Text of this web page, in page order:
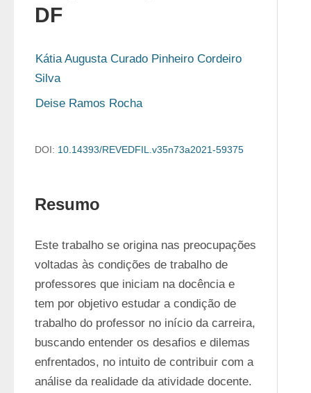
DF
Kátia Augusta Curado Pinheiro Cordeiro
Silva
Deise Ramos Rocha
DOI: 10.14393/REVEDFIL.v35n73a2021-59375
Resumo
Este trabalho se origina nas preocupações
voltadas às condições de trabalho de
professores que iniciam na docência e
tem por objetivo estudar a condição de
trabalho do professor no início da carreira,
buscando entender os desafios e dilemas
enfrentados, no intuito de contribuir com a
análise da realidade da atividade docente.